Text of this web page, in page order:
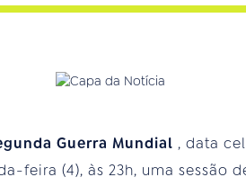
Guerra Mundial , data
feira (4), às 23h, uma sessão